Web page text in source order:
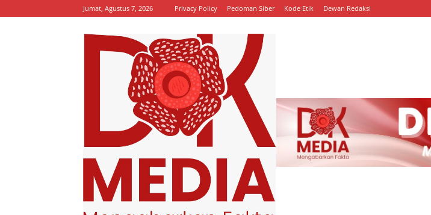
Jumat, Agustus 7, 2026 Privacy Policy Pedoman Siber Kode Etik Dewan Redaksi